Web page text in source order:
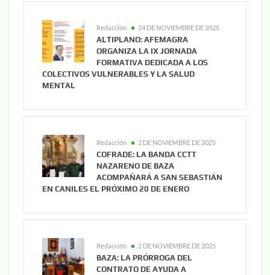
Redacción 24 DE NOVIEMBRE DE 2025
ALTIPLANO: AFEMAGRA
ORGANIZA LA IX JORNADA
FORMATIVA DEDICADA A LOS
COLECTIVOS VULNERABLES Y LA SALUD
MENTAL
Redacción 2 DE NOVIEMBRE DE 2025
COFRADE: LA BANDA CCTT
NAZARENO DE BAZA
ACOMPAÑARÁ A SAN SEBASTIÁN
EN CANILES EL PRÓXIMO 20 DE ENERO
Redacción 2 DE NOVIEMBRE DE 2025
BAZA: LA PRÓRROGA DEL
CONTRATO DE AYUDA A